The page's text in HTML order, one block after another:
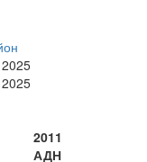
2011
АДН